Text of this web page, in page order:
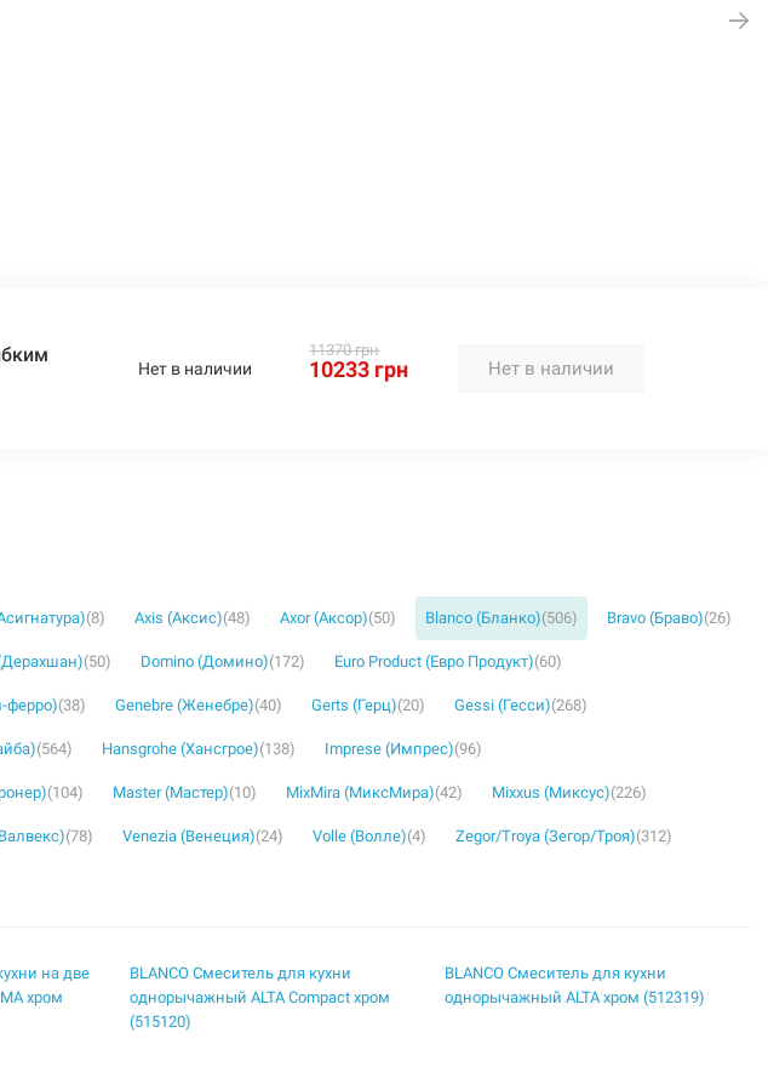
Нет в наличии
11370 грн
10233 грн Нет в наличии
(8) Axis (Аксис)(48) Axor (Аксор)(50) Blanco (Бланко)(506) Bravo (Браво)(26)
(50) Domino (Домино)(172) Euro Product (Евро Продукт)(60)
ферро)(38) Genebre (Женебре)(40) Gerts (Герц)(20) Gessi (Гесси)(268)
(564) Hansgrohe (Хансгрое)(138) Imprese (Импрес)(96)
(104) Master (Мастер)(10) MixMira (МиксМира)(42) Mixxus (Миксус)(226)
(78) Venezia (Венеция)(24) Volle (Волле)(4) Zegor/Troya (Зегор/Троя)(312)
на две
хром
BLANCO Смеситель для кухни
однорычажный ALTA Compact хром
(515120)
BLANCO Смеситель для кухни
однорычажный ALTA хром (512319)